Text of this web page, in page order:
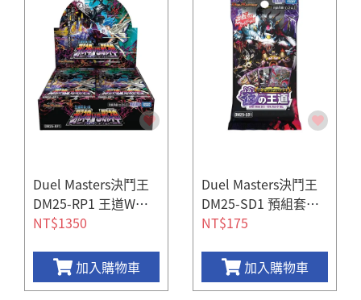
Duel Masters決鬥王
DM25-RP1 王道W第
一彈 邪神vs邪神 (一盒
NT$1350
加入購物車
Duel Masters決鬥王
DM25-SD1 預組套牌
技術的王道
NT$175
加入購物車